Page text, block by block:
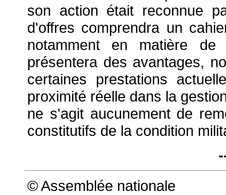
son action était reconnue
d'offres comprendra un
notamment en matière
présentera des avantages,
certaines prestations
proximité réelle dans la
ne s'agit aucunement de
constitutifs de la condition
© Assemblée nationale